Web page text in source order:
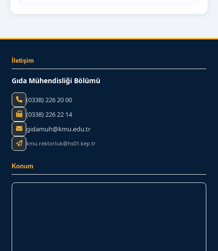
İletişim
Gıda Mühendisliği Bölümü
(0338) 226 20 00
(0338) 226 22 14
gidamuh@kmu.edu.tr
kmu.rektorluk@hs01.kep.tr
Konum